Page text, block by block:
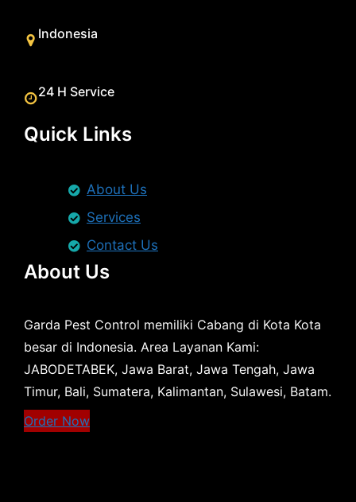
Indonesia
24 H Service
Quick Links
About Us
Services
Contact Us
About Us
Garda Pest Control memiliki Cabang di Kota Kota
besar di Indonesia. Area Layanan Kami:
JABODETABEK, Jawa Barat, Jawa Tengah, Jawa
Timur, Bali, Sumatera, Kalimantan, Sulawesi, Batam.
Order Now